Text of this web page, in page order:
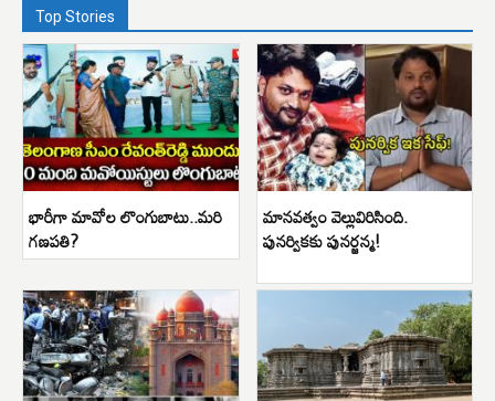
Top Stories
భారీగా మావోల లొంగుబాటు..మరి
గణపతి?
మానవత్వం వెల్లువిరిసింది.
పునర్వికకు పునర్జన్మ!